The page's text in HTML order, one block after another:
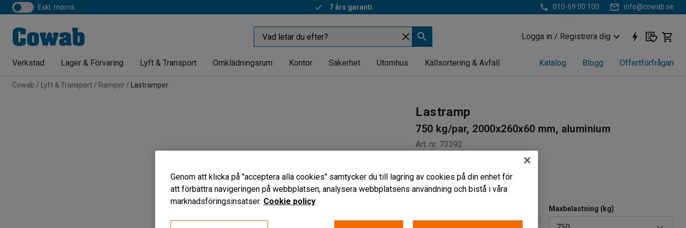
exkl. moms 7 års garanti 010-69 00 100 info@cowab.se
Logga in / Registrera dig
Verkstad Lager & Förvaring Lyft & Transport Omklädningsrum Kontor Säkerhet Utomhus Källsortering & Avfall Katalog Blogg Offertförfrågan
Cowab Lyft & Transport Ramper Lastramper
Lastramp
750 kg/par, 2000x260x60 mm, aluminium
Art. nr: 73392
Perforerad yta
Lättviktskonstruktion
Maxbelastning (kg)
Genom att klicka på "acceptera alla cookies" samtycker du till lagring av cookies på din enhet för
att förbättra navigeringen på webbplatsen, analysera webbplatsens användning och bistå i våra
marknadsföringsinsatser. Cookie policy